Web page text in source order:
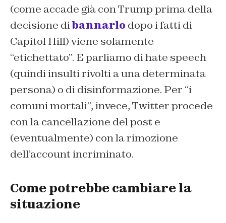
(come accade già con Trump prima della
decisione dibannarlo dopo i fatti di
Capitol Hill) viene solamente
“etichettato”. E parliamo dihate speech
(quindi insulti rivolti a una determinata
persona) o di disinformazione. Per “i
comuni mortali”, invece, Twitter procede
con la cancellazione del post e
(eventualmente) con la rimozione
dell’account incriminato.
Come potrebbe cambiare la
situazione